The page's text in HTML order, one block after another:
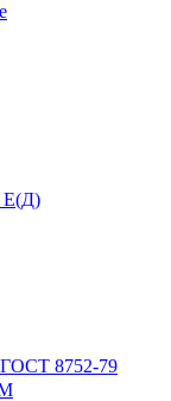
E(Д)
8752-79